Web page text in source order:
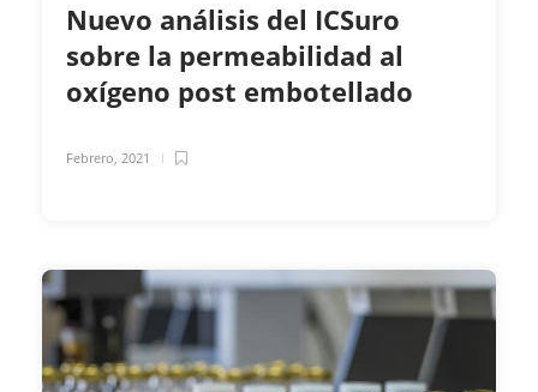
Nuevo análisis del ICSuro
sobre la permeabilidad al
oxígeno post embotellado
Febrero, 2021